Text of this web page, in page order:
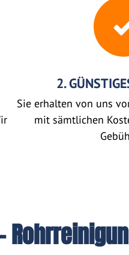
2.
Sie erhalten von uns
mit sämtlichen